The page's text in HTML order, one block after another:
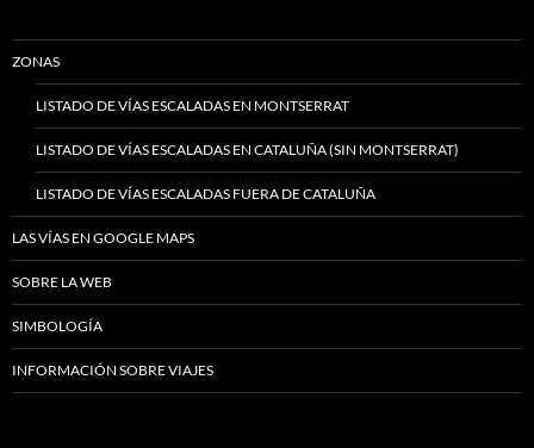
ZONAS
LISTADO DE VÍAS ESCALADAS EN MONTSERRAT
LISTADO DE VÍAS ESCALADAS EN CATALUÑA (SIN MONTSERRAT)
LISTADO DE VÍAS ESCALADAS FUERA DE CATALUÑA
LAS VÍAS EN GOOGLE MAPS
SOBRE LA WEB
SIMBOLOGÍA
INFORMACIÓN SOBRE VIAJES